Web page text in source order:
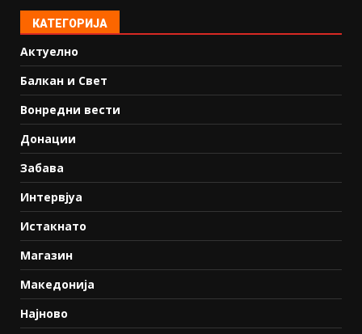
КАТЕГОРИЈА
Актуелно
Балкан и Свет
Вонредни вести
Донации
Забава
Интервјуа
Истакнато
Магазин
Македонија
Најново